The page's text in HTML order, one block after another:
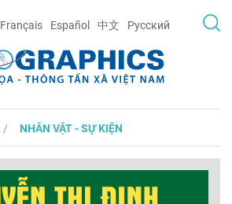
Français Español 中文 Русский
NHÂN VẬT - SỰ KIỆN